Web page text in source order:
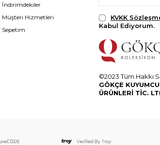
İndirimdekiler
Müşteri Hizmetleri
Sepetim
KVKK
Kabul Ediyorum.
©2023 Tüm Hakkı
GÖKÇE
ÜRÜNLERİ TİC.